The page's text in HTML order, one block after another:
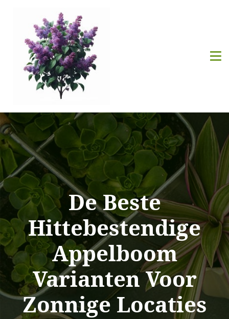
De Beste
Hittebestendige
Appelboom
Varianten Voor
Zonnige Locaties